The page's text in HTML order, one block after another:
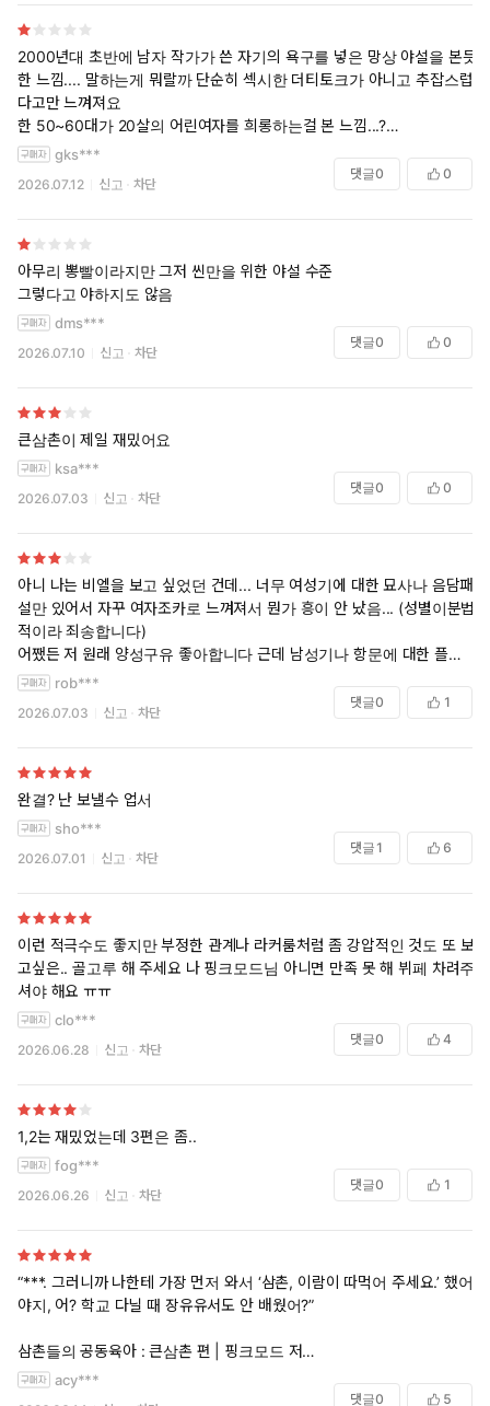
2000년대 초반에 남자 작가가 쓴 자기의 욕구를 넣은 망상 야설을 본듯
한 느낌.... 말하는게 뭐랄까 단순히 섹시한 더티토크가 아니고 추잡스럽
다고만 느껴져요
한 50~60대가 20살의 어린여자를 희롱하는걸 본 느낌...?
고작 1권인데 너무 기분이 안 좋아져서 대충 넘기며 보려고 해도 끝까지
gks***
2026.07.12 신고 차단
댓글0 0
아무리 뽕빨이라지만 그저 씬만을 위한 야설 수준
그렇다고 야하지도 않음
dms***
2026.07.10 신고 차단
댓글0 0
큰삼촌이 제일 재밌어요
ksa***
2026.07.03 신고 차단
댓글0 0
아니 나는 비엘을 보고 싶었던 건데... 너무 여성기에 대한 묘사나 음담패
설만 있어서 자꾸 여자조카로 느껴져서 뭔가 흥이 안 났음... (성별이분법
적이라 죄송합니다)
어쨌든 저 원래 양성구유 좋아합니다 근데 남성기나 항문에 대한 플레이
는 별로 없어서 조금 실망했어요... 2권은 좀 다른 레파토리이려나? 했는
데 비슷했어요 근데 삼촌들 성격이 다 다른 건 재밌고 웃긴 거 같아요 ㅋ
ㅋㅋㅋ
rob***
2026.07.03 신고 차단
댓글0 1
완결? 난 보낼수 업서
sho***
2026.07.01 신고 차단
댓글 1 6
이런 적극수도 좋지만 부정한 관계나 라커룸처럼 좀 강압적인 것도 또 보
고싶은.. 골고루 해 주세요 나 핑크모드님 아니면 만족 못 해 뷔페 차려주
셔야 해요 ㅠㅠ
clo***
2026.06.28 신고 차단
댓글0 4
1,2는 재밌었는데 3편은 좀..
fog***
2026.06.26 신고 차단
댓글0 1
“***. 그러니까 나한테 가장 먼저 와서 ‘삼촌, 이람이 따먹어 주세요.’ 했어
야지, 어? 학교 다닐 때 장유유서도 안 배웠어?”
삼촌들의 공동육아 : 큰삼촌 편 | 핑크모드 저
acy***
댓글0 5